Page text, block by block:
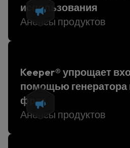
использования
Анонсы продуктов
Keeper® упрощает
помощью
фраз
Анонсы продуктов